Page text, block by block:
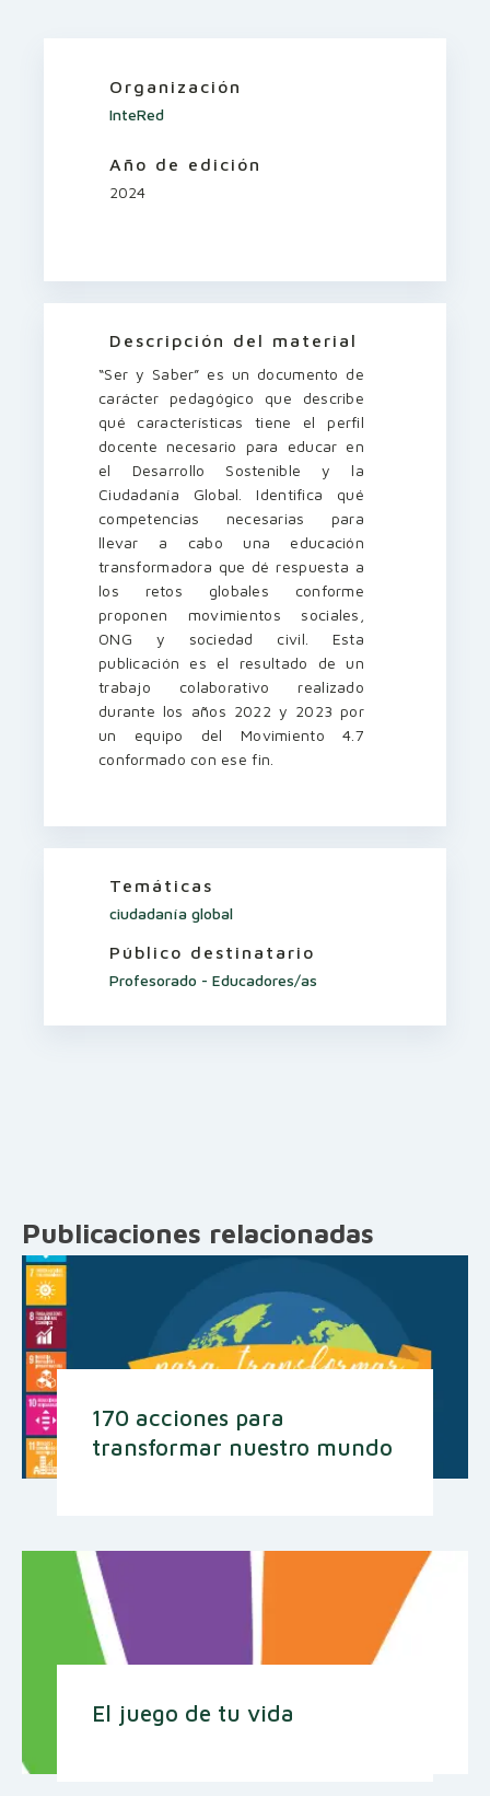
Organización
InteRed
Año de edición
2024
Descripción del material
“Ser y Saber” es un documento de
carácter pedagógico que describe
qué características tiene el perfil
docente necesario para educar en
el Desarrollo Sostenible y la
Ciudadanía Global. Identifica qué
competencias necesarias para
llevar a cabo una educación
transformadora que dé respuesta a
los retos globales conforme
proponen movimientos sociales,
ONG y sociedad civil. Esta
publicación es el resultado de un
trabajo colaborativo realizado
durante los años 2022 y 2023 por
un equipo del Movimiento 4.7
conformado con ese fin.
Temáticas
ciudadanía global
Público destinatario
Profesorado - Educadores/as
Publicaciones relacionadas
170 acciones para
transformar nuestro mundo
El juego de tu vida